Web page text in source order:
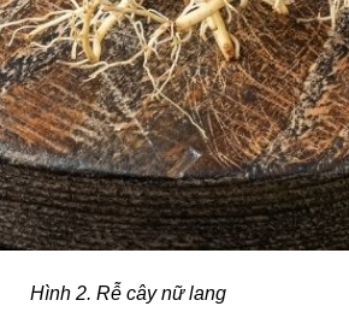
Hình 2. Rễ cây nữ lang